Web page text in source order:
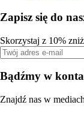
Zapisz się do
Skorzystaj z 10%
Bądźmy w
Znajdź nas w